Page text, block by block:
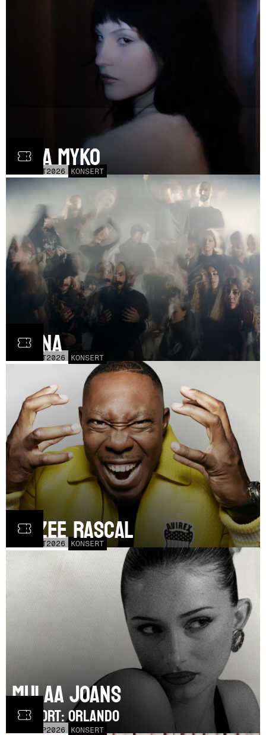
OCT2026 KONSERT
Olga Myko
OCT2026 KONSERT
Fauna
OCT2026 KONSERT
Dizzee Rascal
SEP2026 KONSERT
Mulaa Joans
SUPPORT: Orlando